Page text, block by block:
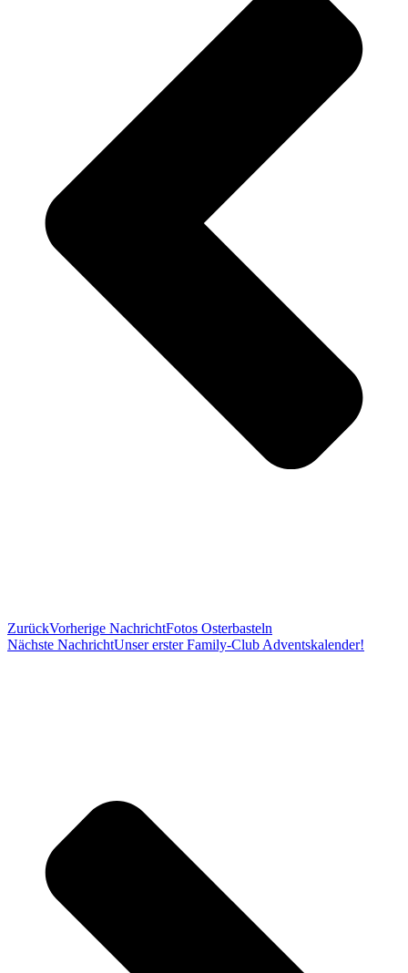
ZurückVorherige NachrichtFotos Osterbasteln
Nächste NachrichtUnser erster Family-Club Adventskalender!